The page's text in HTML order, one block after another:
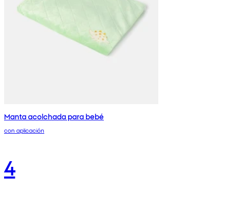
Manta acolchada para bebé
con aplicación
4